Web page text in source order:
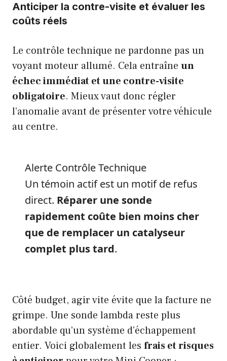
Anticiper la contre-visite et évaluer les
coûts réels
Le contrôle technique ne pardonne pas un
voyant moteur allumé. Cela entraîne un
échec immédiat et une contre-visite
obligatoire. Mieux vaut donc régler
l’anomalie avant de présenter votre véhicule
au centre.
Alerte Contrôle Technique
Un témoin actif est un motif de refus
direct. Réparer une sonde
rapidement coûte bien moins cher
que de remplacer un catalyseur
complet plus tard.
Côté budget, agir vite évite que la facture ne
grimpe. Une sonde lambda reste plus
abordable qu’un système d’échappement
entier. Voici globalement les frais et risques